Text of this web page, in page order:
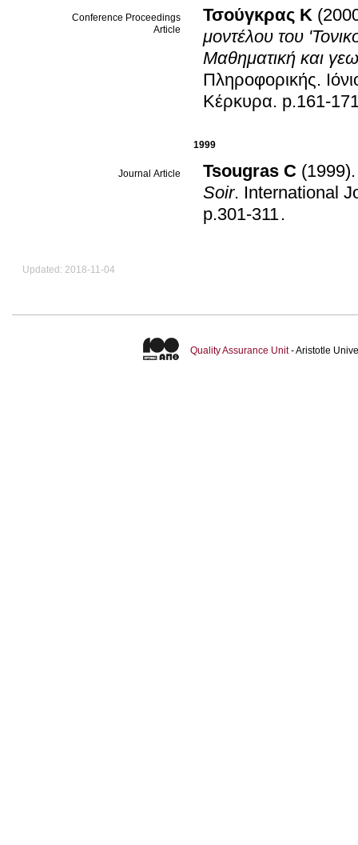
Conference Proceedings
Article
Τσούγκρας K
μοντέλου του
Μαθηματική και
Πληροφορικής.
Κέρκυρα. p.161-
1999
Journal Article Tsougras C (1999)
Soir. International
p.301-311.
Updated: 2018-11-04
Quality Assurance Unit- Aristotle